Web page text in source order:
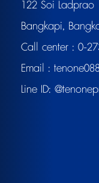
122 Soi Ladprao
Bangkapi,
Call center : 0-
Email :
Line ID: